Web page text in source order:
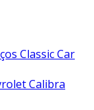
Classic Car
Calibra